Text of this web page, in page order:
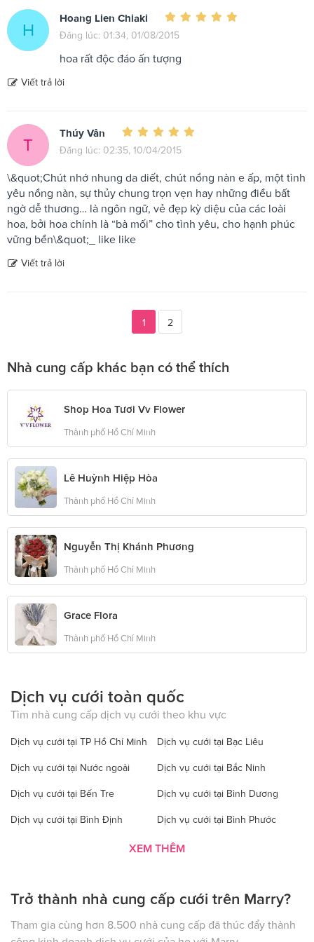
H
Hoang Lien Chiaki
Đăng lúc: 01:34, 01/08/2015
hoa rất độc đáo ấn tượng
Viết trả lời
T
Thúy Vân
Đăng lúc: 02:35, 10/04/2015
\&quot;Chút nhớ nhung da diết, chút nồng nàn e ấp, một tình
yêu nồng nàn, sự thủy chung trọn vẹn hay những điều bất
ngờ dễ thương… là ngôn ngữ, vẻ đẹp kỳ diệu của các loài
hoa, bởi hoa chính là “bà mối” cho tình yêu, cho hạnh phúc
vững bền\&quot;_ like like
Viết trả lời
1 2
Nhà cung cấp khác bạn có thể thích
Shop Hoa Tươi Vv Flower
Thành phố Hồ Chí Minh
Lê Huỳnh Hiệp Hòa
Thành phố Hồ Chí Minh
Nguyễn Thị Khánh Phương
Thành phố Hồ Chí Minh
Grace Flora
Thành phố Hồ Chí Minh
Dịch vụ cưới toàn quốc
Tìm nhà cung cấp dịch vụ cưới theo khu vực
Dịch vụ cưới tại TP Hồ Chí Minh Dịch vụ cưới tại Bạc Liêu
Dịch vụ cưới tại Nước ngoài Dịch vụ cưới tại Bắc Ninh
Dịch vụ cưới tại Bến Tre Dịch vụ cưới tại Bình Dương
Dịch vụ cưới tại Bình Định Dịch vụ cưới tại Bình Phước
Dịch vụ cưới tại Bình Thuận Dịch vụ cưới tại Cà Mau
Dịch vụ cưới tại Hà Nội Dịch vụ cưới tại Đăk Nông
Dịch vụ cưới tại Điện Biên Dịch vụ cưới tại Đồng Nai
XEM THÊM
Trở thành nhà cung cấp cưới trên Marry?
Tham gia cùng hơn 8.500 nhà cung cấp đã thúc đẩy thành